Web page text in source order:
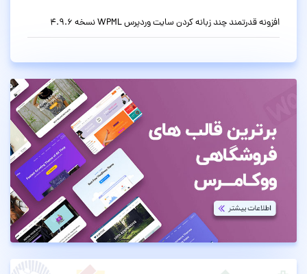
افزونه قدرتمند چند زبانه کردن سایت وردپرس WPML نسخه 4.9.6